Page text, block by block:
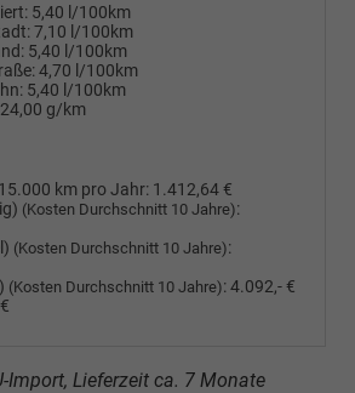
5,40 l/100km
7,10 l/100km
5,40 l/100km
4,70 l/100km
5,40 l/100km
g/km
km pro Jahr: 1.412,64 €
(Kosten Durchschnitt 10 Jahre):
(Kosten Durchschnitt 10 Jahre):
(Kosten Durchschnitt 10 Jahre):4.092,- €
Import, Lieferzeit ca. 7 Monate